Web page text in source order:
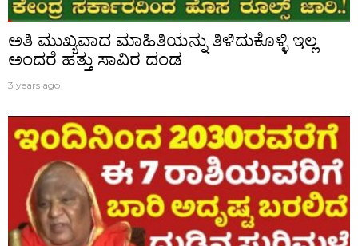
ಅತಿ ಮುಖ್ಯವಾದ ಮಾಹಿತಿಯನ್ನು ತಿಳಿದುಕೊಳ್ಳಿ ಇಲ್ಲ
ಅಂದರೆ ಹತ್ತು ಸಾವಿರ ದಂಡ
3 years ago